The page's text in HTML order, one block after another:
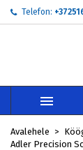
Telefon:

Avalehele
Adler Precision
My
Loo
Sisene
Te peate